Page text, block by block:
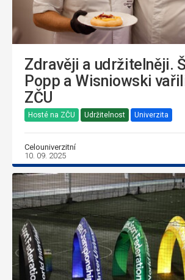
Zdravěji a udržitelněji.
Popp a Wisniowski
ZČU
Hosté na ZČU Udržitelnost Univerzita
Celouniverzitní
10. 09. 2025